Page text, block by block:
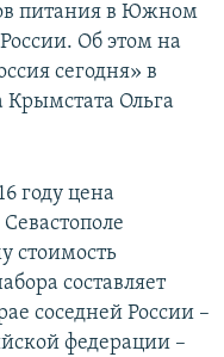
питания в Южном
Об этом на
сегодня» в
Крымстата Ольга
году цена
стоимость
составляет
соседней России –
федерации –